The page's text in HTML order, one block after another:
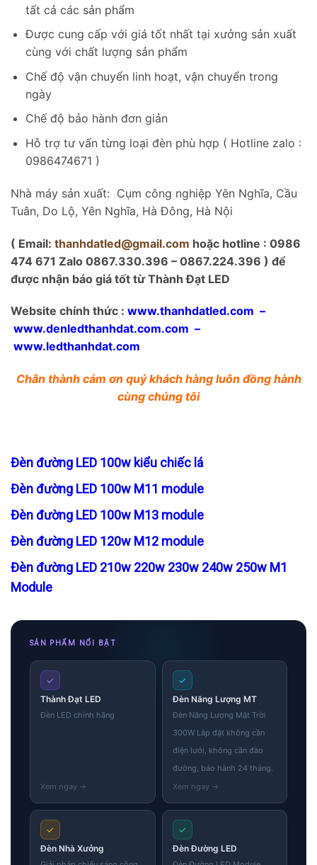
tất cả các sản phẩm
Được cung cấp với giá tốt nhất tại xưởng sản xuất
cùng với chất lượng sản phẩm
Chế độ vận chuyển linh hoạt, vận chuyển trong
ngày
Chế độ bảo hành đơn giản
Hỗ trợ tư vấn từng loại đèn phù hợp ( Hotline zalo :
0986474671 )
Nhà máy sản xuất: Cụm công nghiệp Yên Nghĩa, Cầu
Tuân, Do Lộ, Yên Nghĩa, Hà Đông, Hà Nội
( Email: thanhdatled@gmail.com hoặc hotline : 0986
474 671 Zalo 0867.330.396 – 0867.224.396 ) để
được nhận báo giá tốt từ Thành Đạt LED
Website chính thức : www.thanhdatled.com –
www.denledthanhdat.com.com –
www.ledthanhdat.com
Chân thành cám ơn quý khách hàng luôn đồng hành
cùng chúng tôi
Đèn đường LED 100w kiểu chiếc lá
Đèn đường LED 100w M11 module
Đèn đường LED 100w M13 module
Đèn đường LED 120w M12 module
Đèn đường LED 210w 220w 230w 240w 250w M1
Module
SẢN PHẨM NỔI BẬT
✓
Thành Đạt LED
Đèn LED chính hãng
✓
Đèn Năng Lượng MT
Đèn Năng Lượng Mặt Trời
300W Lắp đặt không cần
điện lưới, không cần đào
đường, bảo hành 24 tháng.
✓
Đèn Nhà Xưởng
✓
Đèn Đường LED